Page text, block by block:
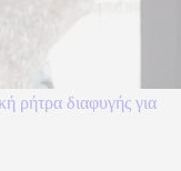
ρήτρα διαφυγής για